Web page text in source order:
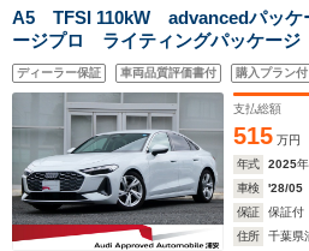
A5 TFSI 110kW advancedパッケ
ージプロ ライティングパッケージ
ディーラー保証 車両品質評価書付 購入プラン付
支払総額
515 万円
年式
2025年
車検
'28/05
保証
保証付
住所
千葉県